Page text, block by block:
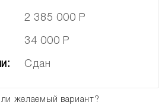
2 385 000 Р
34 000 Р
Сдан
желаемый вариант?